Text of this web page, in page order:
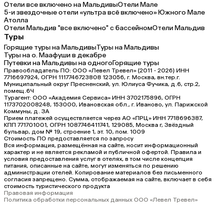
Отели все включено на МальдивыОтели Мале
5-и звездочные отели «ультра всё включено» Южного Мале
Атолла
Отели Мальдив "все включено" с бассейномОтели Мальдив
Туры
Горящие туры на МальдивыТуры на Мальдивы
Туры на о. Маафуши в декабре
Путевки на Мальдивы на одногоГорящие туры
Правообладатель ПО: ООО «Левел Тревел» (2011 - 2026) ИНН
7716697924, ОГРН 1117746723808 123056, г. Москва, вн.тер.г.
Муниципальный округ Пресненский, ул. Юлиуса Фучика, д.6, стр.2,
помещ.6Ч
Турагент: ООО «Академия Сервиса» ИНН 3702175896, ОГРН
1173702008248, 153000, Ивановская обл., г. Иваново, ул. Парижской
Коммуны, д. ЗА
Прием платежей осуществляется через АО «ПРЦ» ИНН 7718696387,
КПП 771701001, ОГРН 1087746411741, 129085, Москва г, Звёздный
бульвар, дом № 19, строение 1, эт. 10, пом. 1009
Стоимость ПО предоставляется по запросу
Вся информация, размещённая на сайте, носит информационный
характер и не является рекламой и публичной офертой. Правила и
условия предоставления услуг в отелях, в том числе концепция
питания, описанные на сайте, могут изменяться по решению
администрации отелей. Копирование материалов без письменного
согласия запрещено. Сумма, отображаемая на сайте, включает в себя
стоимость туристического продукта
Правовая информация
Политика обработки персональных данных ООО «Левел Тревел»